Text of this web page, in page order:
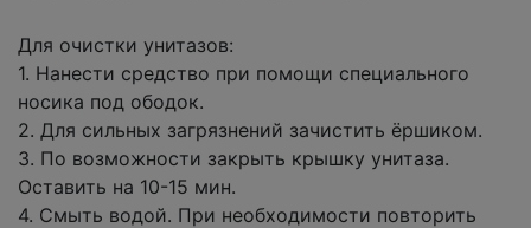
Для очистки унитазов:
1. Нанести средство при помощи специального
носика под ободок.
2. Для сильных загрязнений зачистить ёршиком.
3. По возможности закрыть крышку унитаза.
Оставить на 10-15 мин.
4. Смыть водой. При необходимости повторить